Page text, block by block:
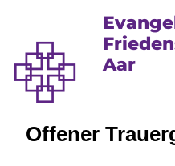
Aar
Offener